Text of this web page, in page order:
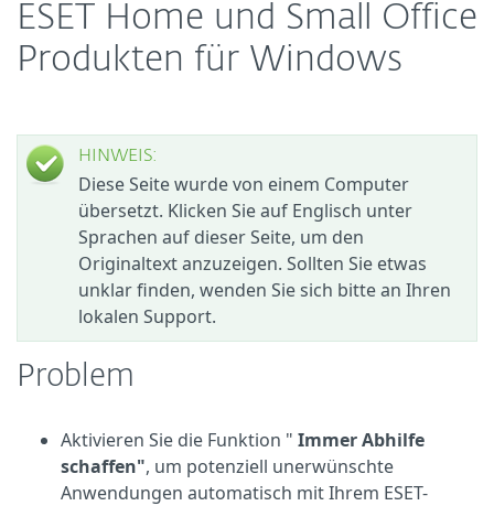
ESET Home und Small Office
Produkten für Windows
HINWEIS:
Diese Seite wurde von einem Computer
übersetzt. Klicken Sie auf Englisch unter
Sprachen auf dieser Seite, um den
Originaltext anzuzeigen. Sollten Sie etwas
unklar finden, wenden Sie sich bitte an Ihren
lokalen Support.
Problem
Aktivieren Sie die Funktion " Immer Abhilfe
schaffen", um potenziell unerwünschte
Anwendungen automatisch mit Ihrem ESET-